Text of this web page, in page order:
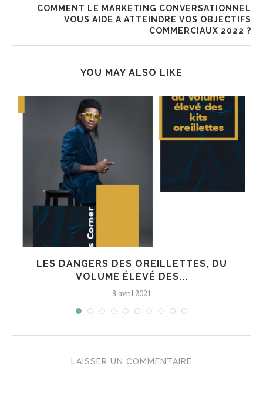
COMMENT LE MARKETING CONVERSATIONNEL
VOUS AIDE A ATTEINDRE VOS OBJECTIFS
COMMERCIAUX 2022 ?
YOU MAY ALSO LIKE
LES DANGERS DES OREILLETTES, DU
VOLUME ÉLEVÉ DES...
8 avril 2021
LAISSER UN COMMENTAIRE